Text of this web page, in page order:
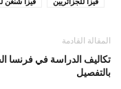
المقالة القادمة
تكاليف الدراسة في فرنسا
بالتفصيل